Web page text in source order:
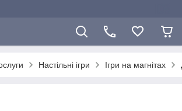
Настільні ігри Ігри на магнітах